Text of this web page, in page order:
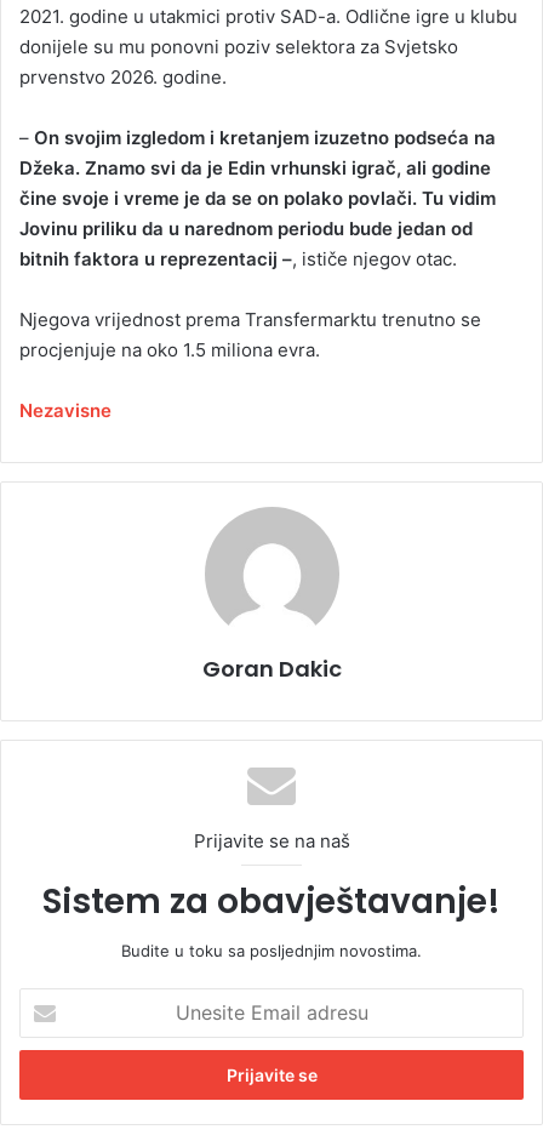
2021. godine u utakmici protiv SAD-a. Odlične igre u klubu
donijele su mu ponovni poziv selektora za Svjetsko
prvenstvo 2026. godine.
– On svojim izgledom i kretanjem izuzetno podseća na
Džeka. Znamo svi da je Edin vrhunski igrač, ali godine
čine svoje i vreme je da se on polako povlači. Tu vidim
Jovinu priliku da u narednom periodu bude jedan od
bitnih faktora u reprezentacij –, ističe njegov otac.
Njegova vrijednost prema Transfermarktu trenutno se
procjenjuje na oko 1.5 miliona evra.
Nezavisne
Goran Dakic
Prijavite se na naš
Sistem za obavještavanje!
Budite u toku sa posljednjim novostima.
e
i
t